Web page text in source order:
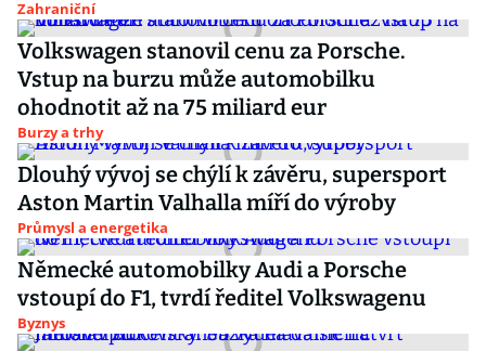
Zahraniční
Volkswagen stanovil cenu za Porsche.
Vstup na burzu může automobilku
ohodnotit až na 75 miliard eur
Burzy a trhy
Dlouhý vývoj se chýlí k závěru, supersport
Aston Martin Valhalla míří do výroby
Průmysl a energetika
Německé automobilky Audi a Porsche
vstoupí do F1, tvrdí ředitel Volkswagenu
Byznys